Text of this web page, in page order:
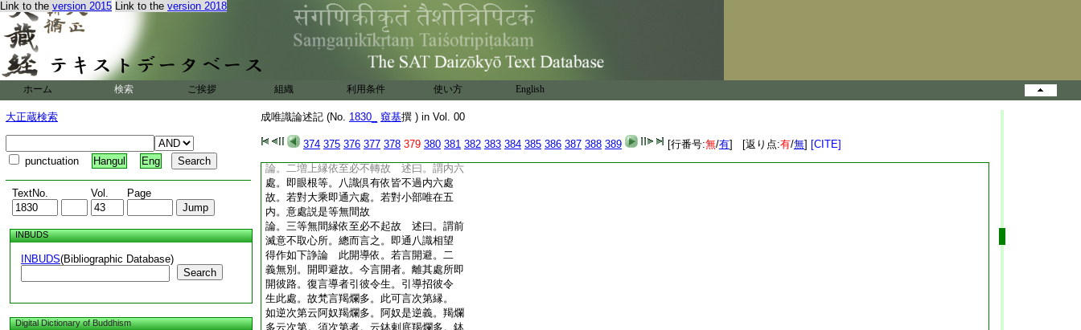
Link to the version 2015 Link to the version 2018
ホーム 検索 ご挨拶 組織 利用条件 使い方 English
大正蔵検索
punctuation Hangul Eng
TextNo. Vol. Page
INBUDS
INBUDS(Bibliographic Database)
Search
Digital Dictionary of Buddhism
成唯識論述記 (No. 1830_ 窺基撰 ) in Vol. 00
374 375 376 377 378 379 380 381 382 383 384 385 386 387 388 389 [行番号:無/有] [返り点:有/無] [CITE]
成故 此中所言。然彼所依總有三種者。恒
不恒･定不定。合説爲所依。所依･及依皆名
所依。如下文云此假説故。如瑜伽論第一
卷云。眼識倶有依謂眼。等無間依謂意。種子
依謂阿頼耶識 此中三依約三縁作名。何
以爾者。彼論以理爲名。此論以縁爲目。體･
義無別
論。一因縁依至必不生故 述曰。自下別列
釋所依體。約識而論唯種子識。今言汎説諸
有爲法皆託此依。據通依故。一切有爲法
論。二増上縁依至必不轉故 述曰。謂内六
處。即眼根等。八識倶有依皆不過内六處
故。若對大乘即通六處。若對小部唯在五
内。意處説是等無間故
論。三等無間縁依至必不起故 述曰。謂前
滅意不取心所。總而言之。即通八識相望
得作如下諍論 此開導依。若言開避。二
義無別。開即避故。今言開者。離其處所即
開彼路。復言導者引彼令生。引導招彼令
生此處。故梵言羯爛多。此可言次第縁。
如逆次第云阿奴羯爛多。阿奴是逆義。羯爛
多云次第。須次第者。云鉢剌底羯爛多。鉢